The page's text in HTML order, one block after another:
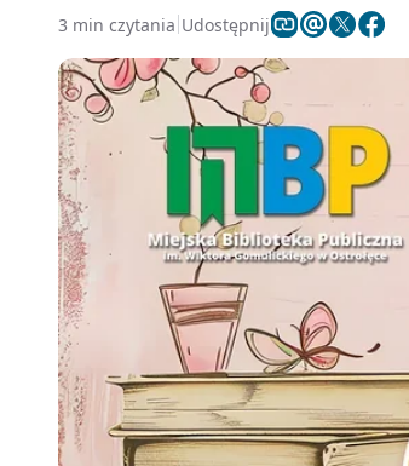
3 min czytania Udostępnij